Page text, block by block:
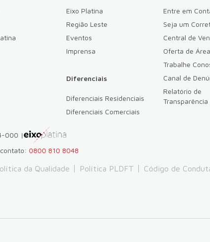
Eixo Platina
Região Leste
Eventos
Imprensa
Diferenciais
Diferenciais Residenciais
Diferenciais Comerciais
Entre em
Seja um
Central de
Oferta de Área
Trabalhe
Canal de
Relatório de
Transparência
000 |
0800 810 8048
da Qualidade Política PLDFT Código de